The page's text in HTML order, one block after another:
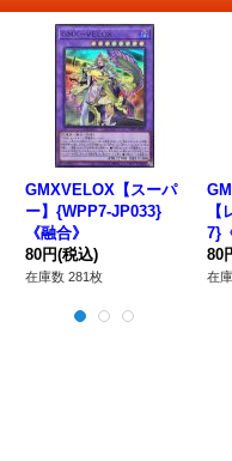
GMXVELOX【スーパ
ー】{WPP7-JP033}
《融合》
80円(税込)
在庫数 281枚
7}
80
在